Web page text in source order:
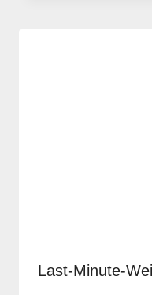
Last-Minute-